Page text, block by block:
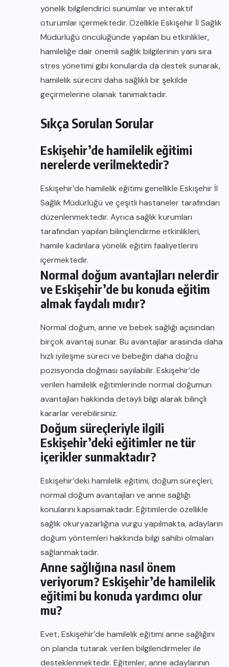
yönelik bilgilendirici sunumlar ve interaktif
oturumlar içermektedir. Özellikle Eskişehir İl Sağlık
Müdürlüğü öncülüğünde yapılan bu etkinlikler,
hamileliğe dair önemli sağlık bilgilerinin yanı sıra
stres yönetimi gibi konularda da destek sunarak,
hamilelik sürecini daha sağlıklı bir şekilde
geçirmelerine olanak tanımaktadır.
Sıkça Sorulan Sorular
Eskişehir’de hamilelik eğitimi
nerelerde verilmektedir?
Eskişehir’de hamilelik eğitimi genellikle Eskişehir İl
Sağlık Müdürlüğü ve çeşitli hastaneler tarafından
düzenlenmektedir. Ayrıca sağlık kurumları
tarafından yapılan bilinçlendirme etkinlikleri,
hamile kadınlara yönelik eğitim faaliyetlerini
içermektedir.
Normal doğum avantajları nelerdir
ve Eskişehir’de bu konuda eğitim
almak faydalı mıdır?
Normal doğum, anne ve bebek sağlığı açısından
birçok avantaj sunar. Bu avantajlar arasında daha
hızlı iyileşme süreci ve bebeğin daha doğru
pozisyonda doğması sayılabilir. Eskişehir’de
verilen hamilelik eğitimlerinde normal doğumun
avantajları hakkında detaylı bilgi alarak bilinçli
kararlar verebilirsiniz.
Doğum süreçleriyle ilgili
Eskişehir’deki eğitimler ne tür
içerikler sunmaktadır?
Eskişehir’deki hamilelik eğitimi, doğum süreçleri,
normal doğum avantajları ve anne sağlığı
konularını kapsamaktadır. Eğitimlerde özellikle
sağlık okuryazarlığına vurgu yapılmakta, adayların
doğum yöntemleri hakkında bilgi sahibi olmaları
sağlanmaktadır.
Anne sağlığına nasıl önem
veriyorum? Eskişehir’de hamilelik
eğitimi bu konuda yardımcı olur
mu?
Evet, Eskişehir’de hamilelik eğitimi anne sağlığını
ön planda tutarak verilen bilgilendirmeler ile
desteklenmektedir. Eğitimler, anne adaylarının